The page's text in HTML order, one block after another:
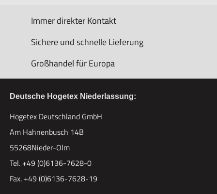
Immer direkter Kontakt
Sichere und schnelle Lieferung
Großhandel für Europa
Deutsche Hogetex Niederlassung:
Hogetex Deutschland GmbH
Am Hahnenbusch 14B
55268Nieder-Olm
Tel. +49 (0)6136-7628-0
Fax. +49 (0)6136-7628-19